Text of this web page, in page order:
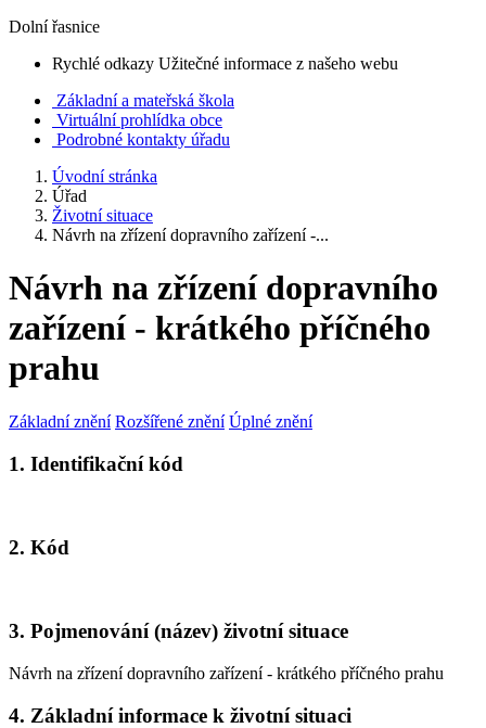
Dolní řasnice
Rychlé odkazy Užitečné informace z našeho webu
Základní a mateřská škola
Virtuální prohlídka obce
Podrobné kontakty úřadu
Úvodní stránka
Úřad
Životní situace
Návrh na zřízení dopravního zařízení -...
Návrh na zřízení dopravního
zařízení - krátkého příčného
prahu
Základní znění Rozšířené znění Úplné znění
1. Identifikační kód
2. Kód
3. Pojmenování (název) životní situace
Návrh na zřízení dopravního zařízení - krátkého příčného prahu
4. Základní informace k životní situaci